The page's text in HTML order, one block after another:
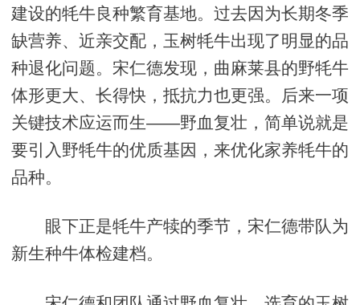
建设的牦牛良种繁育基地。过去因为长期冬季
缺营养、近亲交配，玉树牦牛出现了明显的品
种退化问题。宋仁德发现，曲麻莱县的野牦牛
体形更大、长得快，抵抗力也更强。后来一项
关键技术应运而生——野血复壮，简单说就是
要引入野牦牛的优质基因，来优化家养牦牛的
品种。
眼下正是牦牛产犊的季节，宋仁德带队为
新生种牛体检建档。